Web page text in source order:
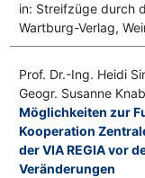
in: Streifzüge durch
Wartburg-Verlag,
Prof. Dr.-Ing. Heidi
Geogr. Susanne
Möglichkeiten zur
Kooperation
der VIA REGIA vor
Veränderungen